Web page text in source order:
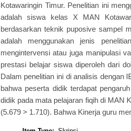
Kotawaringin Timur. Penelitian ini
adalah siswa kelas X MAN
berdasarkan teknik puposive sampel
adalah menggunakan jenis
mengintervensi atau juga manipulasi
prestasi belajar siswa diperoleh dari
Dalam penelitian ini di analisis dengan
bahwa peserta didik terdapat
didik pada mata pelajaran fiqih di MAN
(5.679 > 1.710). Bahwa Kinerja guru